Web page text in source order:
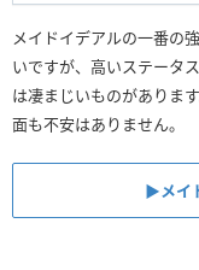
メイドイデアルの一番の
いですが、高いステータ
は凄まじいものがありま
面も不安はありません。
▶︎メイ